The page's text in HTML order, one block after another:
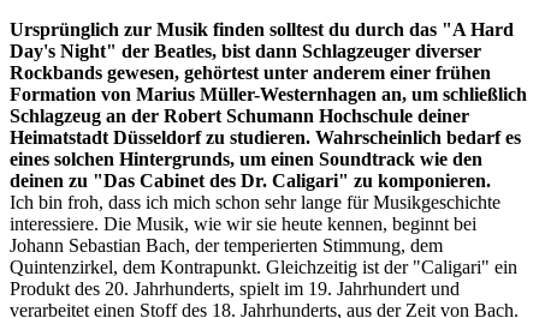
Ursprünglich zur Musik finden solltest du durch das "A Hard
Day's Night" der Beatles, bist dann Schlagzeuger diverser
Rockbands gewesen, gehörtest unter anderem einer frühen
Formation von Marius Müller-Westernhagen an, um schließlich
Schlagzeug an der Robert Schumann Hochschule deiner
Heimatstadt Düsseldorf zu studieren. Wahrscheinlich bedarf es
eines solchen Hintergrunds, um einen Soundtrack wie den
deinen zu "Das Cabinet des Dr. Caligari" zu komponieren.
Ich bin froh, dass ich mich schon sehr lange für Musikgeschichte
interessiere. Die Musik, wie wir sie heute kennen, beginnt bei
Johann Sebastian Bach, der temperierten Stimmung, dem
Quintenzirkel, dem Kontrapunkt. Gleichzeitig ist der "Caligari" ein
Produkt des 20. Jahrhunderts, spielt im 19. Jahrhundert und
verarbeitet einen Stoff des 18. Jahrhunderts, aus der Zeit von Bach.